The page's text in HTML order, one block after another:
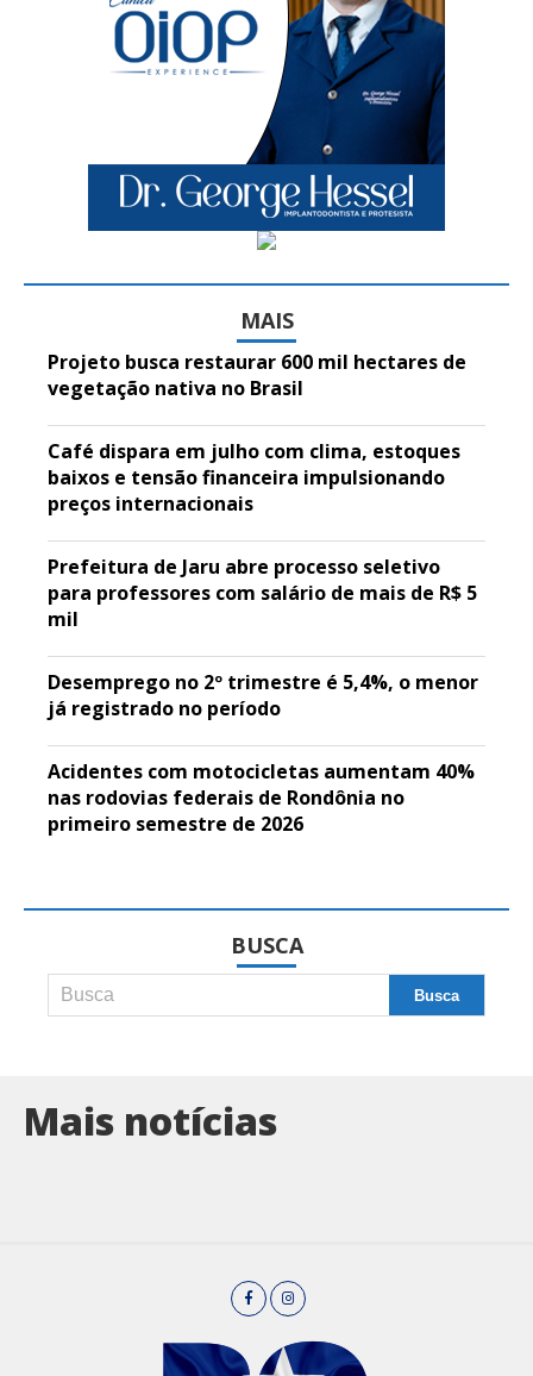
MAIS
Projeto busca restaurar 600 mil hectares de
vegetação nativa no Brasil
Café dispara em julho com clima, estoques
baixos e tensão financeira impulsionando
preços internacionais
Prefeitura de Jaru abre processo seletivo
para professores com salário de mais de R$ 5
mil
Desemprego no 2º trimestre é 5,4%, o menor
já registrado no período
Acidentes com motocicletas aumentam 40%
nas rodovias federais de Rondônia no
primeiro semestre de 2026
BUSCA
Mais notícias